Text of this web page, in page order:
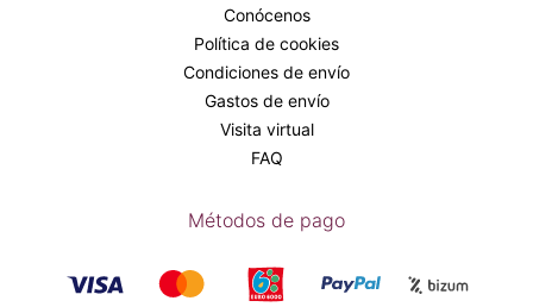
Conócenos
Política de cookies
Condiciones de envío
Gastos de envío
Visita virtual
FAQ
Métodos de pago